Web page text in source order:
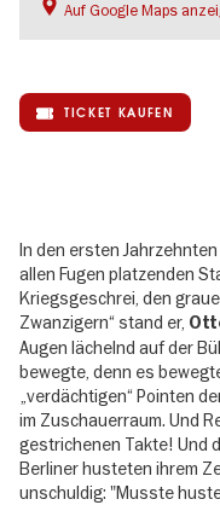
Auf Google Maps
TICKET KAUFEN
In den ersten
allen Fugen platzenden
Kriegsgeschrei, den
Zwanzigern“ stand er,
Augen lächelnd auf der
bewegte, denn es
„verdächtigen“ Pointen
im Zuschauerraum. Und
gestrichenen Takte! Und
Berliner husteten ihrem
unschuldig: "Musste